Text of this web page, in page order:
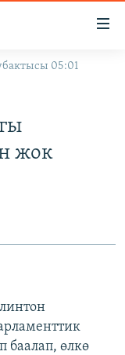
05:01
жок
баалап, өлкө